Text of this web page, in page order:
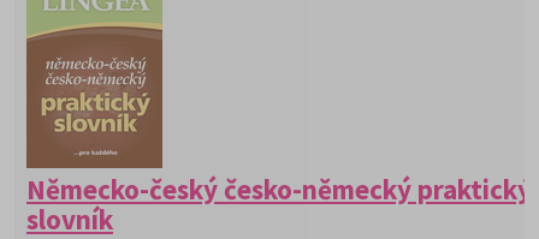
Německo-český česko-německý praktický
slovník